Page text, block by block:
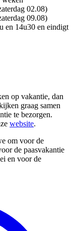
02.08)
09.08)
en 14u30 en eindigt
op vakantie, dan
graag samen
te bezorgen.
website.
om voor de
de paasvakantie
en voor de